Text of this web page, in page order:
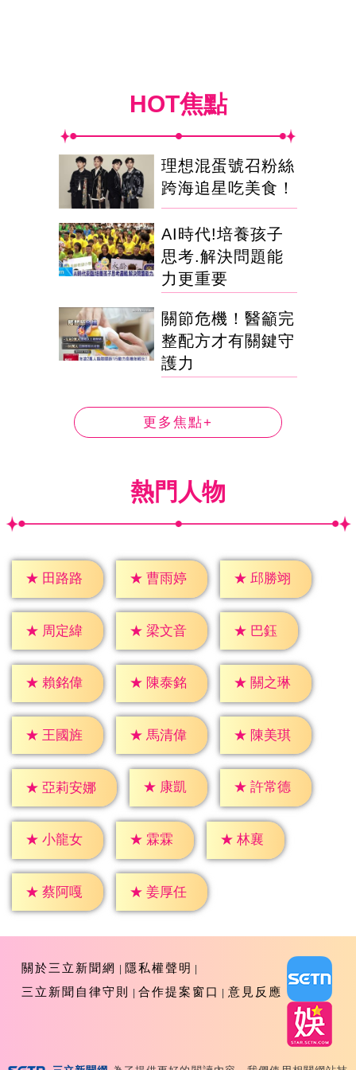
HOT焦點
理想混蛋號召粉絲
跨海追星吃美食！
AI時代!培養孩子
思考.解決問題能
力更重要
關節危機！醫籲完
整配方才有關鍵守
護力
更多焦點+
熱門人物
★ 田路路 ★ 曹雨婷 ★ 邱勝翊
★ 周定緯 ★ 梁文音 ★ 巴鈺
★ 賴銘偉 ★ 陳泰銘 ★ 關之琳
★ 王國旌 ★ 馬清偉 ★ 陳美琪
★ 亞莉安娜 ★ 康凱 ★ 許常德
★ 小龍女 ★ 霖霖 ★ 林襄
★ 蔡阿嘎 ★ 姜厚任
關於三立新聞網
隱私權聲明
三立新聞自律守則
合作提案窗口 意見反應